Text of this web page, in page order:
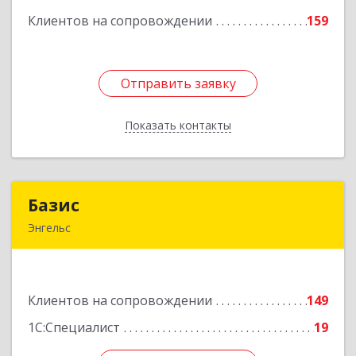
Клиентов на сопровождении 159
Отправить заявку
Показать контакты
Подробнее
Отправить заявку
Назад
Базис
Энгельс
Клиентов на сопровождении
149
1С:Специалист
19
Подробнее